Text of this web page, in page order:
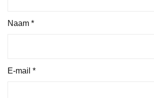
Naam *
E-mail *